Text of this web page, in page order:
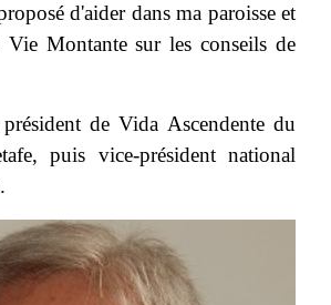
d'aider dans ma paroisse et
Vie Montante sur les conseils de
de Vida Ascendente du
puis vice-président national